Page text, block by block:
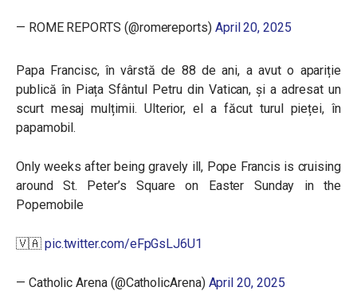
— ROME REPORTS (@romereports) April 20, 2025
Papa Francisc, în vârstă de 88 de ani, a avut o apariție
publică în Piața Sfântul Petru din Vatican, și a adresat un
scurt mesaj mulțimii. Ulterior, el a făcut turul pieței, în
papamobil.
Only weeks after being gravely ill, Pope Francis is cruising
around St. Peter’s Square on Easter Sunday in the
Popemobile
🇻🇦 pic.twitter.com/eFpGsLJ6U1
— Catholic Arena (@CatholicArena) April 20, 2025